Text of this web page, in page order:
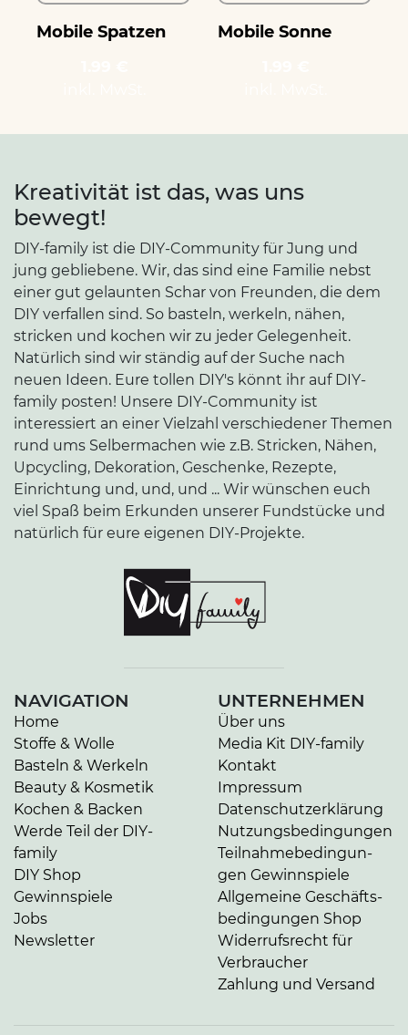
Mobile Spatzen Mobile Sonne
Kreativität ist das, was uns
bewegt!
DIY-family ist die DIY-Community für Jung und
jung gebliebene. Wir, das sind eine Familie nebst
einer gut gelaunten Schar von Freunden, die dem
DIY verfallen sind. So basteln, werkeln, nähen,
stricken und kochen wir zu jeder Gelegenheit.
Natürlich sind wir ständig auf der Suche nach
neuen Ideen. Eure tollen DIY's könnt ihr auf DIY-
family posten! Unsere DIY-Community ist
interessiert an einer Vielzahl verschiedener Themen
rund ums Selbermachen wie z.B. Stricken, Nähen,
Upcycling, Dekoration, Geschenke, Rezepte,
Einrichtung und, und, und ... Wir wünschen euch
viel Spaß beim Erkunden unserer Fundstücke und
natürlich für eure eigenen DIY-Projekte.
NAVIGATION
Home
Stoffe & Wolle
Basteln & Werkeln
Beauty & Kosmetik
Kochen & Backen
Werde Teil der DIY-
family
DIY Shop
Gewinnspiele
Jobs
Newsletter
UNTERNEHMEN
Über uns
Media Kit DIY-family
Kontakt
Impressum
Da­ten­schutz­er­klä­rung
Nut­zungs­be­din­gun­gen
Teil­nah­me­be­din­gun­
gen Gewinnspiele
Allgemeine Ge­schäfts­
be­din­gun­gen Shop
Widerrufsrecht für
Verbraucher
Zahlung und Versand